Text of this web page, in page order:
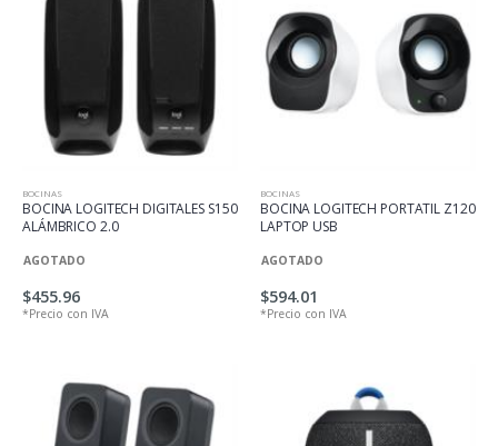
BOCINAS
BOCINA LOGITECH DIGITALES S150
ALÁMBRICO 2.0
AGOTADO
$455.96
*Precio con IVA
BOCINAS
BOCINA LOGITECH PORTATIL Z120
LAPTOP USB
AGOTADO
$594.01
*Precio con IVA